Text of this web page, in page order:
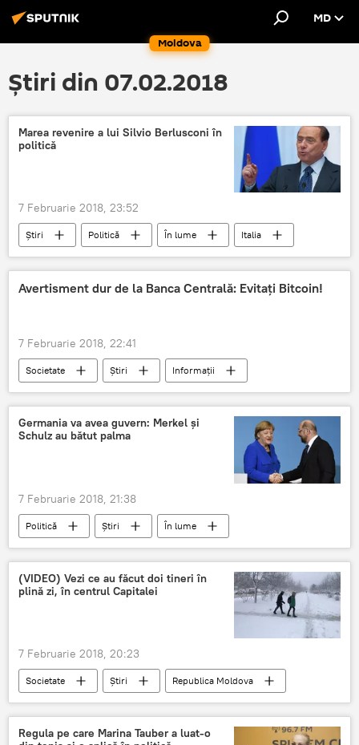
Moldova
MD
Știri din 07.02.2018
Marea revenire a lui Silvio Berlusconi în
politică
7 Februarie 2018, 23:52
Știri Politică În lume
Italia
Silvio Berlusconi
Forza Italia
Scandaluri
italiană
Avertisment dur de la Banca Centrală: Evitați Bitcoin!
7 Februarie 2018, 22:41
Societate Știri
Informații
Republica Moldova
BNR
Banca Centrală
Banca Centrală Europeană
dolari
bitcoin
Germania va avea guvern: Merkel și
Schulz au bătut palma
7 Februarie 2018, 21:38
Politică Știri
În lume
Germania
Angela Merkel
(VIDEO) Vezi ce au făcut doi tineri în
plină zi, în centrul Capitalei
7 Februarie 2018, 20:23
Societate Știri
Republica Moldova
Orhei
Chisinau
tineri
video
capitala vezi ce au facut
Regula pe care Marina Tauber a luat-o